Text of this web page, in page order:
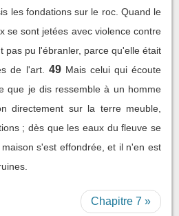
les fondations sur le roc. Quand le
se sont jetées avec violence contre
pas pu l'ébranler, parce qu'elle était
de l'art.
49 Mais celui qui écoute
que je dis ressemble à un homme
directement sur la terre meuble,
; dès que les eaux du fleuve se
s'est effondrée, et il n'en est
Chapitre 7 »